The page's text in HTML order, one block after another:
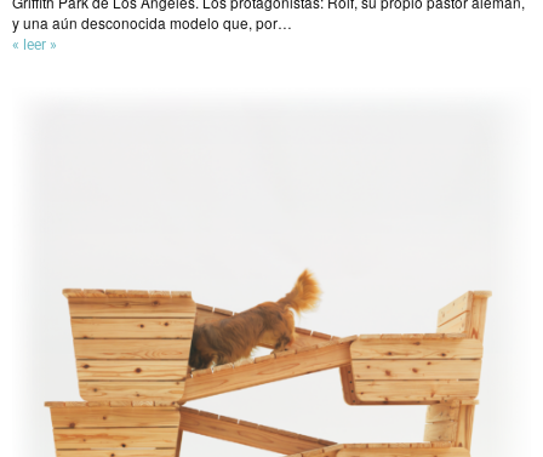
y una aún desconocida modelo que, por…
« leer »